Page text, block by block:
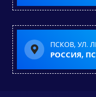
ПСКОВ, УЛ.
РОССИЯ,